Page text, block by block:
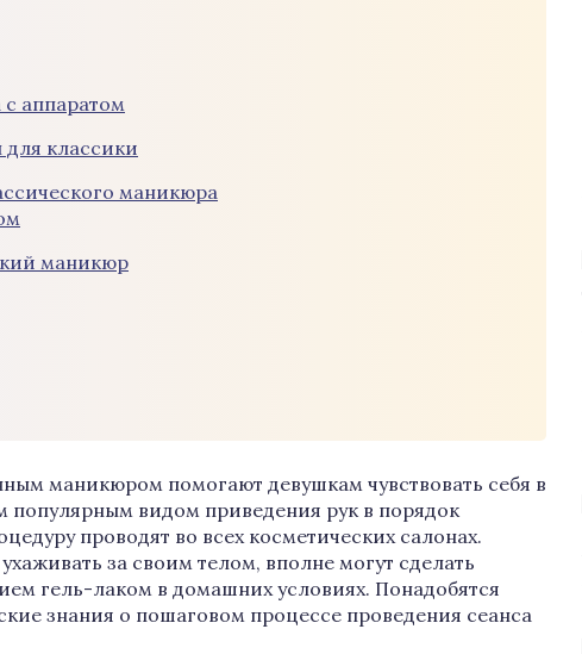
аппаратом
классики
маникюра
маникюр
маникюром помогают девушкам чувствовать себя в
видом приведения рук в порядок
проводят во всех косметических салонах.
за своим телом, вполне могут сделать
гель-лаком в домашних условиях. Понадобятся
знания о пошаговом процессе проведения сеанса